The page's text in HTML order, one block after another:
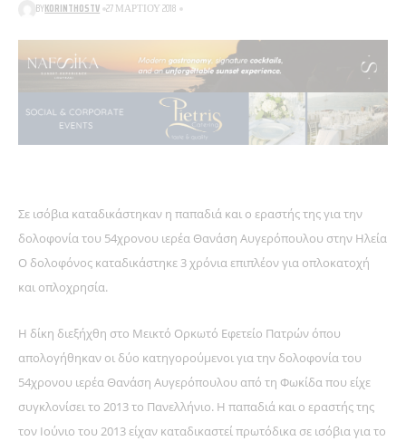
BYKORINTHOSTV 27 ΜΑΡΤΊΟΥ 2018
Σε ισόβια καταδικάστηκαν η παπαδιά και ο εραστής της για την
δολοφονία του 54χρονου ιερέα Θανάση Αυγερόπουλου στην Ηλεία
Ο δολοφόνος καταδικάστηκε 3 χρόνια επιπλέον για οπλοκατοχή
και οπλοχρησία.
Η δίκη διεξήχθη στο Μεικτό Ορκωτό Εφετείο Πατρών όπου
απολογήθηκαν οι δύο κατηγορούμενοι για την δολοφονία του
54χρονου ιερέα Θανάση Αυγερόπουλου από τη Φωκίδα που είχε
συγκλονίσει το 2013 το Πανελλήνιο. Η παπαδιά και o εραστής της
τον Ιούνιο του 2013 είχαν καταδικαστεί πρωτόδικα σε ισόβια για το